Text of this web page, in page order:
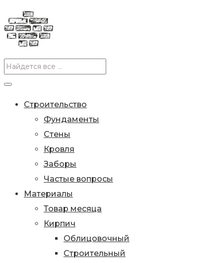
Строительство
Фундаменты
Стены
Кровля
Заборы
Частые вопросы
Материалы
Товар месяца
Кирпич
Облицовочный
Строительный